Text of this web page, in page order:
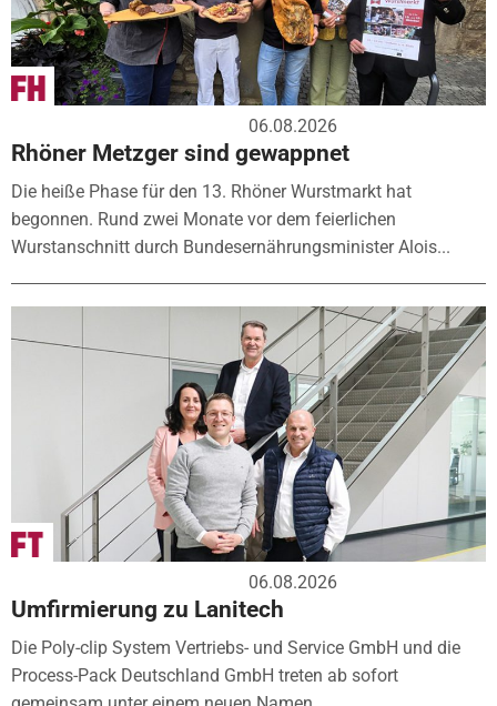
06.08.2026
Rhöner Metzger sind gewappnet
Die heiße Phase für den 13. Rhöner Wurstmarkt hat
begonnen. Rund zwei Monate vor dem feierlichen
Wurstanschnitt durch Bundesernährungsminister Alois...
06.08.2026
Umfirmierung zu Lanitech
Die Poly-clip System Vertriebs- und Service GmbH und die
Process-Pack Deutschland GmbH treten ab sofort